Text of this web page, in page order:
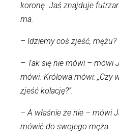
koronę. Jaś znajduje
ma.
– Idziemy coś zjeść,
– Tak się nie mówi – mówi
mówi. Królowa mówi: „Czy
zjeść kolację?”.
– A właśnie że nie – mówi
mówić do swojego męża.